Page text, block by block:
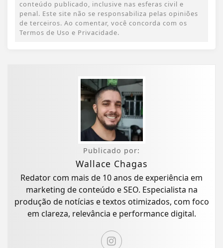
conteúdo publicado, inclusive nas esferas civil e
penal. Este site não se responsabiliza pelas opiniões
de terceiros. Ao comentar, você concorda com os
Termos de Uso e Privacidade.
Publicado por:
Wallace Chagas
Redator com mais de 10 anos de experiência em
marketing de conteúdo e SEO. Especialista na
produção de notícias e textos otimizados, com foco
em clareza, relevância e performance digital.